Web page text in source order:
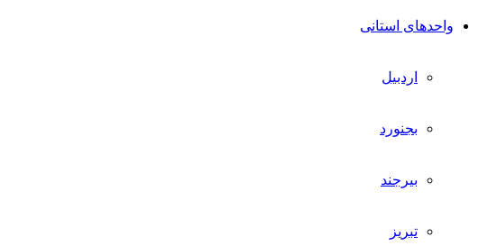
واحدهای استانی
اردبیل
بجنورد
بیرجند
تبریز